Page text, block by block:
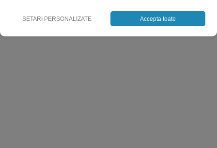
SETARI PERSONALIZATE Accepta toate